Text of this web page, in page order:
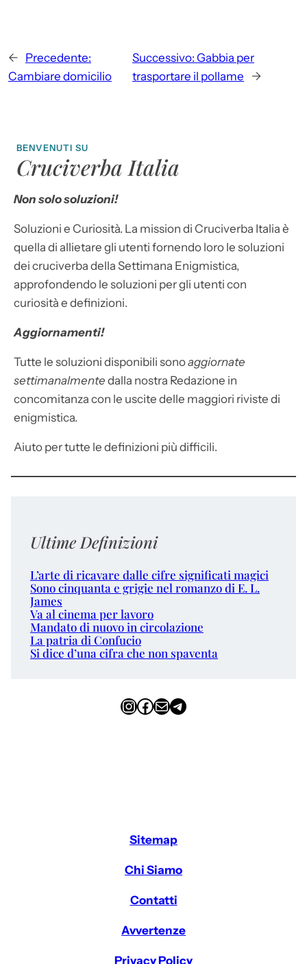
← Precedente:
Cambiare domicilio
Successivo: Gabbia per
trasportare il pollame
→
BENVENUTI SU
Cruciverba Italia
Non solo soluzioni!
Soluzioni e Curiosità. La mission di Cruciverba Italia è
quella di allietare gli utenti fornendo loro le soluzioni
dei cruciverba della Settimana Enigmistica,
approfondendo le soluzioni per gli utenti con
curiosità e definizioni.
Aggiornamenti!
Tutte le soluzioni disponibili sonoaggiornate
settimanalmente dalla nostra Redazione in
concomitanza con le uscite delle maggiori riviste di
enigmistica.
Aiuto per tutte le definizioni più difficili.
Ultime Definizioni
L’arte di ricavare dalle cifre significati magici
Sono cinquanta e grigie nel romanzo di E. L.
James
Va al cinema per lavoro
Mandato di nuovo in circolazione
La patria di Confucio
Si dice d’una cifra che non spaventa
InstagramFacebook Email Telegram
Sitemap
Chi Siamo
Contatti
Avvertenze
Privacy Policy